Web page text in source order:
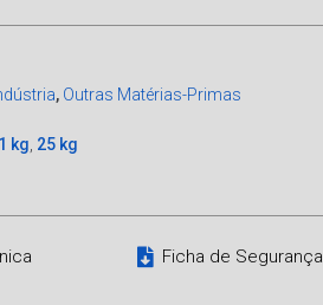
, Outras Matérias-Primas
1 kg, 25 kg
Ficha de Segurança